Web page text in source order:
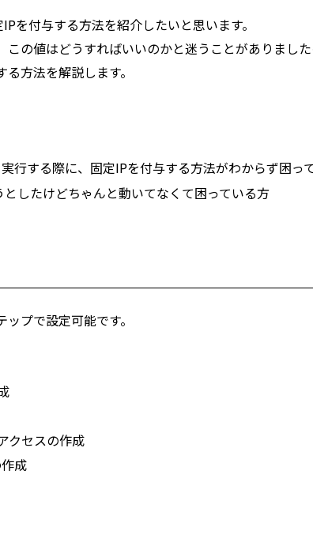
を付与する方法を紹介したいと思います。
この値はどうすればいいのかと迷うことがありまし
方法を解説します。
行する際に、固定IPを付与する方法がわからず困っ
したけどちゃんと動いてなくて困っている方
プで設定可能です。
クセスの作成
成